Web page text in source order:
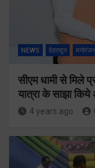
NEWS देहरादून मनोरंजन
सीएम धामी से मिले
यात्रा के साझा
4 years ago